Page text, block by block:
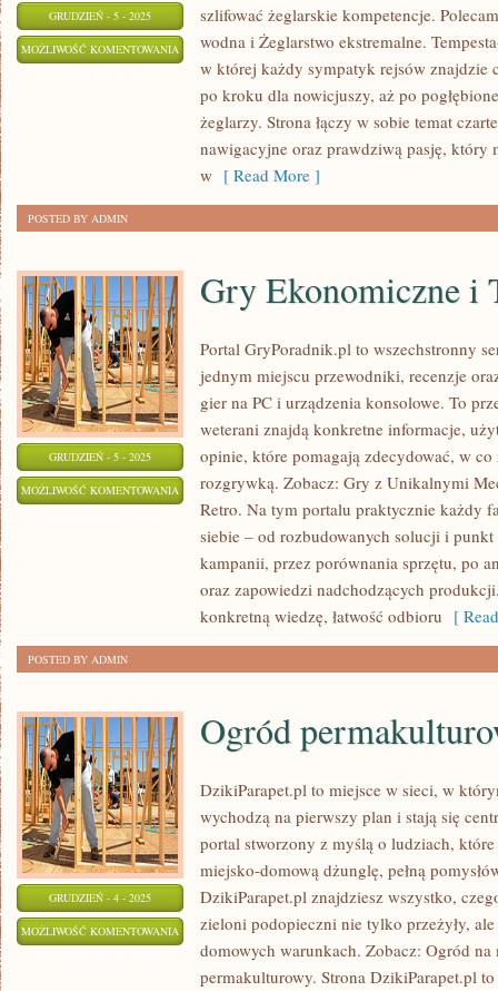
GRUDZIEŃ - 5 - 2025
MOŻLIWOŚĆ KOMENTOWANIA PRZYGODA
WODZIE
szlifować żeglarskie kompetencje.
wodna i Żeglarstwo ekstremalne.
w której każdy sympatyk rejsów znajdzie
po kroku dla nowicjuszy, aż po
żeglarzy. Strona łączy w sobie temat
nawigacyjne oraz prawdziwą pasję,
w [ Read More ]
POSTED BY ADMIN
GRUDZIEŃ - 5 - 2025
MOŻLIWOŚĆ KOMENTOWANIA
EKONOMICZNE
TYCOON
Gry Ekonomiczne i
Portal GryPoradnik.pl to wszechstronny
jednym miejscu przewodniki, recenzje
gier na PC i urządzenia konsolowe. To
weterani znajdą konkretne informacje,
opinie, które pomagają zdecydować, w co
rozgrywką. Zobacz: Gry z Unikalnymi
Retro. Na tym portalu praktycznie każdy
siebie – od rozbudowanych solucji i
kampanii, przez porównania sprzętu, po
oraz zapowiedzi nadchodzących
konkretną wiedzę, łatwość odbioru [
POSTED BY ADMIN
GRUDZIEŃ - 4 - 2025
MOŻLIWOŚĆ KOMENTOWANIA OGRÓD
PERMAKULTUROWY
Ogród
DzikiParapet.pl to miejsce w sieci, w
wychodzą na pierwszy plan i stają się
portal stworzony z myślą o ludziach,
miejsko-domową dżunglę, pełną
DzikiParapet.pl znajdziesz wszystko,
zieloni podopieczni nie tylko przeżyły,
domowych warunkach. Zobacz: Ogród na
permakulturowy. Strona DzikiParapet.pl